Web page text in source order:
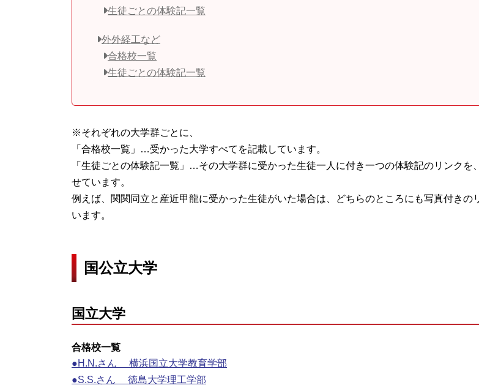
生徒ごとの体験記一覧
外外経工など
合格校一覧
生徒ごとの体験記一覧
※それぞれの大学群ごとに、
「合格校一覧」…受かった大学すべてを記載しています。
「生徒ごとの体験記一覧」…その大学群に受かった生徒一人に付き一つの体験記のリンクを
せています。
例えば、関関同立と産近甲龍に受かった生徒がいた場合は、どちらのところにも写真付きの
います。
国公立大学
国立大学
合格校一覧
●H.N.さん 横浜国立大学教育学部
●S.S.さん 徳島大学理工学部